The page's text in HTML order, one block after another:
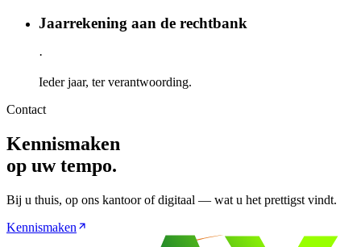
Jaarrekening aan de rechtbank
·
Ieder jaar, ter verantwoording.
Contact
Kennismaken
op uw tempo.
Bij u thuis, op ons kantoor of digitaal — wat u het prettigst vindt.
Kennismaken